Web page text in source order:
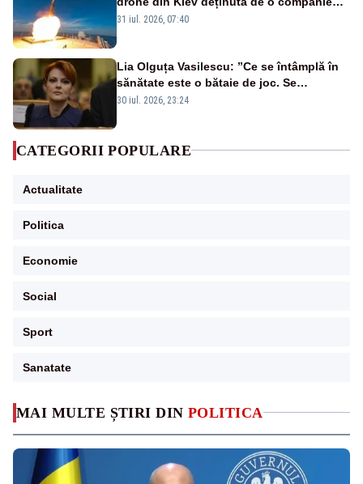
MAI MULTE ȘTIRI DIN POLITICA
americană, distrusă de o rachetă
31 iul. 2026, 07:40
Lia Olguța Vasilescu: ”Ce se întâmplă în
sănătate este o bătaie de joc. Se
guvernează extraordinar de prost”
30 iul. 2026, 23:24
CATEGORII POPULARE
Actualitate
Politica
Economie
Social
Sport
Sanatate